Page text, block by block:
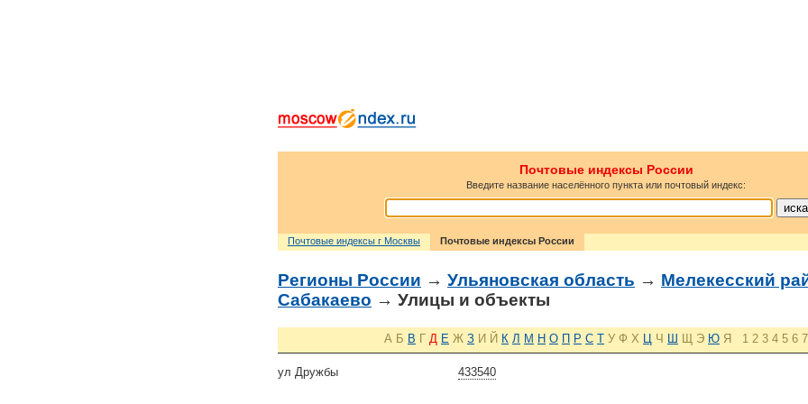
Почтовые индексы России
Введите название населённого пункта или почтовый индекс:
Почтовые индексы г Москвы Почтовые индексы России
Регионы России → Ульяновская область → Мелекесский
Сабакаево → Улицы и объекты
А Б В Г Д Е Ж З И Й К Л М Н О П Р С Т У Ф Х Ц Ч Ш Щ Э Ю Я 1 2 3 4 5 6 7
433540
ул Дружбы